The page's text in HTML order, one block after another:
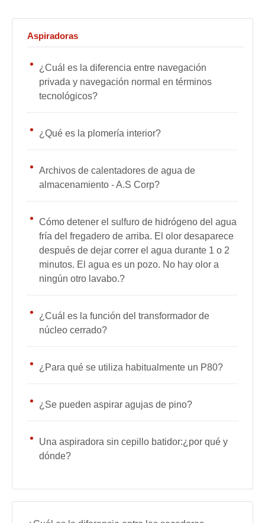
Aspiradoras
¿Cuál es la diferencia entre navegación
privada y navegación normal en términos
tecnológicos?
¿Qué es la plomería interior?
Archivos de calentadores de agua de
almacenamiento - A.S Corp?
Cómo detener el sulfuro de hidrógeno del agua
fría del fregadero de arriba. El olor desaparece
después de dejar correr el agua durante 1 o 2
minutos. El agua es un pozo. No hay olor a
ningún otro lavabo.?
¿Cuál es la función del transformador de
núcleo cerrado?
¿Para qué se utiliza habitualmente un P80?
¿Se pueden aspirar agujas de pino?
Una aspiradora sin cepillo batidor:¿por qué y
dónde?